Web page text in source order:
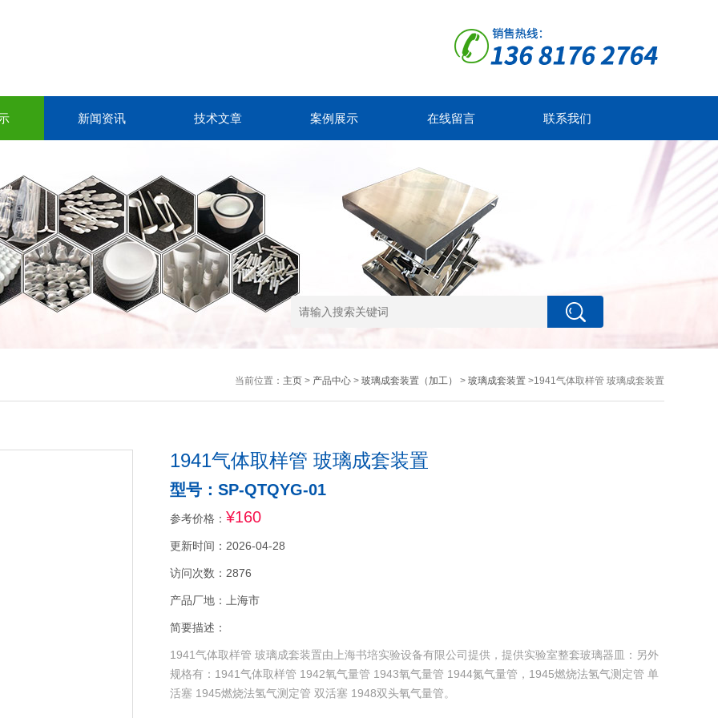
新闻资讯 技术文章 案例展示 在线留言 联系我们
当前位置： 主页> 产品中心> 玻璃成套装置（加工） > 玻璃成套装置>1941气体取样管 玻璃成套装置
1941气体取样管 玻璃成套装置
型号：SP-QTQYG-01
参考价格： ¥160
更新时间：2026-04-28
访问次数：2876
产品厂地：上海市
简要描述：
1941气体取样管 玻璃成套装置由上海书培实验设备有限公司提供，提供实验室整套玻璃器皿：另外
规格有：1941气体取样管 1942氧气量管 1943氧气量管 1944氮气量管，1945燃烧法氢气测定管 单
活塞 1945燃烧法氢气测定管 双活塞 1948双头氧气量管。